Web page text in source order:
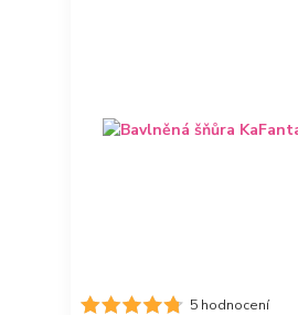
5 hodnocení